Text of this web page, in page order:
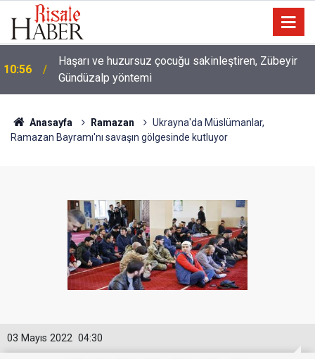
10:00 Niye 'dilimin ucunda' demek zorunda kalıyoruz?
Anasayfa Ramazan
Ukrayna'da Müslümanlar,
Ramazan Bayramı'nı savaşın gölgesinde kutluyor
04:30
03 Mayıs 2022